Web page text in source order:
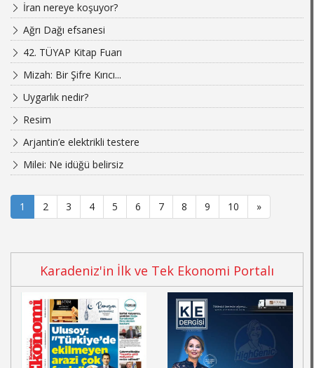
İran nereye koşuyor?
Ağrı Dağı efsanesi
42. TÜYAP Kitap Fuarı
Mizah: Bir Şifre Kırıcı...
Uygarlık nedir?
Resim
Arjantin’e elektrikli testere
Milei: Ne idüğü belirsiz
1 2 3 4 5 6 7 8 9 10 »
Karadeniz'in İlk ve Tek Ekonomi Portalı